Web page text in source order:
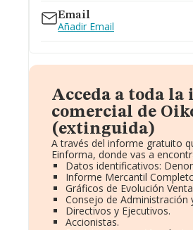
Email
Añadir Email
Acceda a toda
comercial de
(extinguida)
A través del informe gratuito
Einforma, donde vas a
Datos identificativos:
Informe Mercantil
Gráficos de Evolución
Consejo de Administración
Directivos y Ejecutivos.
Accionistas.